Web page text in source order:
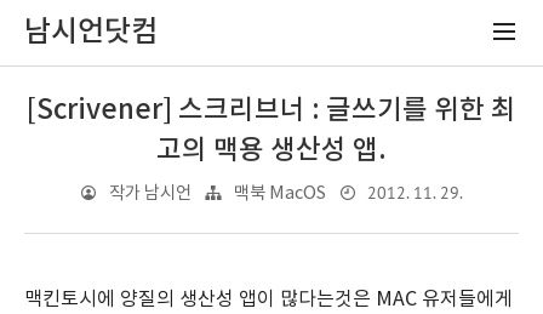
남시언닷컴
[Scrivener] 스크리브너 : 글쓰기를 위한 최
고의 맥용 생산성 앱.
작가 남시언 맥북 MacOS 2012. 11. 29.
맥킨토시에 양질의 생산성 앱이 많다는것은 MAC 유저들에게